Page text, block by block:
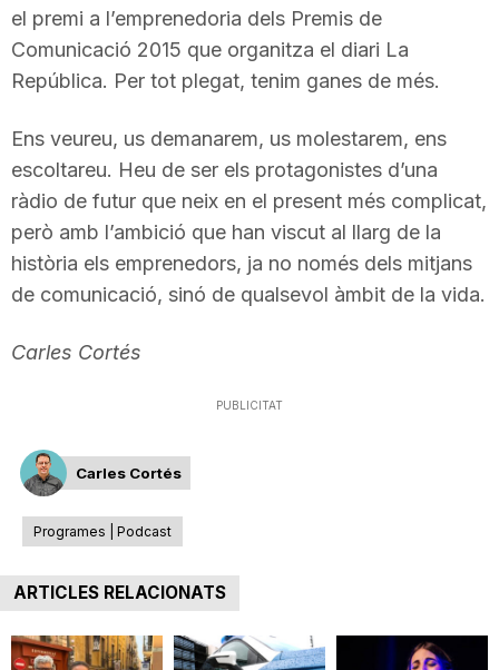
el premi a l’emprenedoria dels Premis de
Comunicació 2015 que organitza el diari La
República. Per tot plegat, tenim ganes de més.
Ens veureu, us demanarem, us molestarem, ens
escoltareu. Heu de ser els protagonistes d’una
ràdio de futur que neix en el present més complicat,
però amb l’ambició que han viscut al llarg de la
història els emprenedors, ja no només dels mitjans
de comunicació, sinó de qualsevol àmbit de la vida.
Carles Cortés
PUBLICITAT
Carles Cortés
Programes | Podcast
ARTICLES RELACIONATS